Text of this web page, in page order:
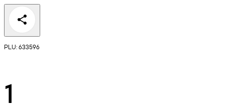
PLU: 633596
1